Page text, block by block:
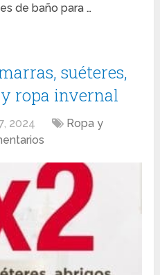
de baño para …
suéteres,
ropa invernal
2024
Ropa y